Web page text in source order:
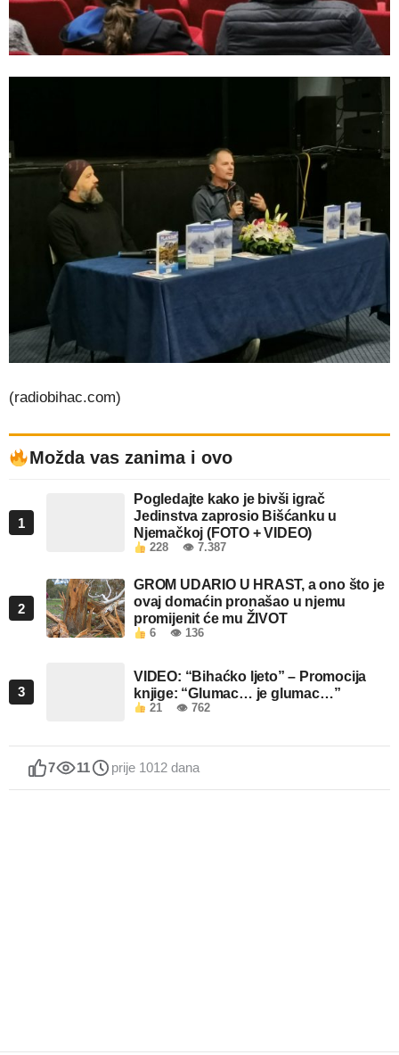
(radiobihac.com)
Možda vas zanima i ovo
1
Pogledajte kako je bivši igrač
Jedinstva zaprosio Bišćanku u
Njemačkoj (FOTO + VIDEO)
228 👁 7.387
2
GROM UDARIO U HRAST, a ono što je
ovaj domaćin pronašao u njemu
promijenit će mu ŽIVOT
6 👁 136
3
VIDEO: “Bihaćko ljeto” – Promocija
knjige: “Glumac… je glumac…”
21 👁 762
7 11 prije 1012 dana